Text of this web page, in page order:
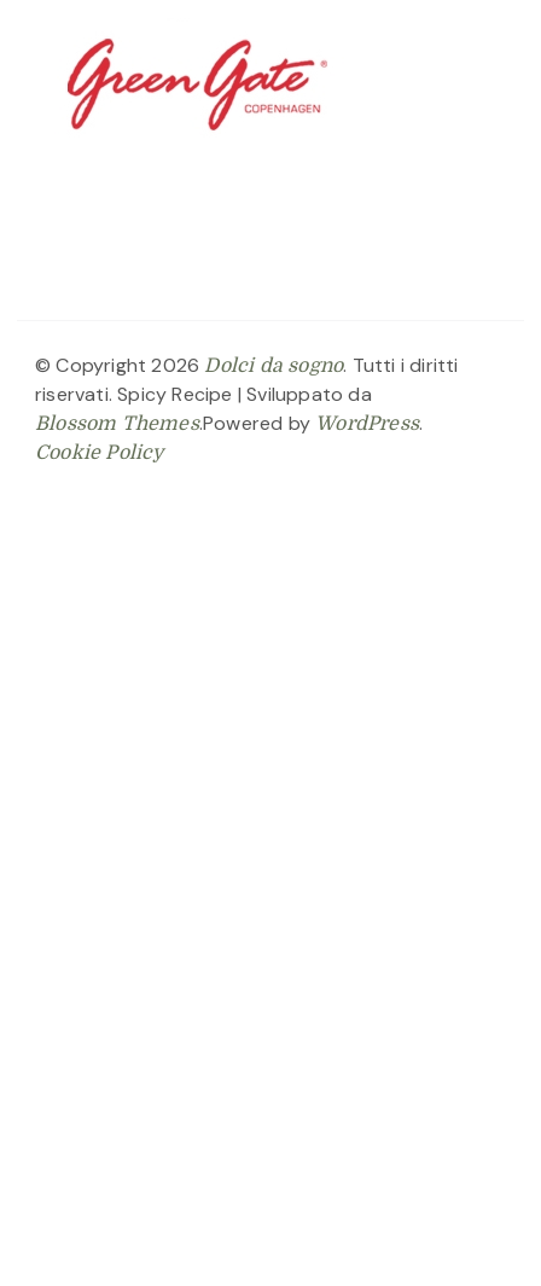
© Copyright 2026 Dolci da sogno. Tutti i diritti
riservati. Spicy Recipe | Sviluppato da
Blossom Themes.Powered by WordPress.
Cookie Policy